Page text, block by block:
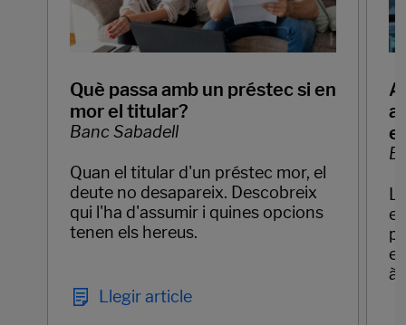
Què passa amb un préstec si en
mor el titular?
Banc Sabadell
Quan el titular d'un préstec mor, el
deute no desapareix. Descobreix
qui l'ha d'assumir i quines opcions
tenen els hereus.
Llegir article
el